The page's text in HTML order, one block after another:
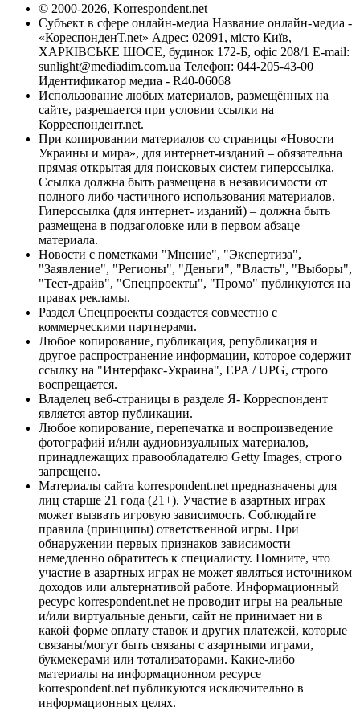
© 2000-2026, Korrespondent.net
Субъект в сфере онлайн-медиа Название онлайн-медиа -
«КореспонденТ.net» Адрес: 02091, місто Київ,
ХАРКІВСЬКЕ ШОСЕ, будинок 172-Б, офіс 208/1 E-mail:
sunlight@mediadim.com.ua Телефон: 044-205-43-00
Идентификатор медиа - R40-06068
Использование любых материалов, размещённых на
сайте, разрешается при условии ссылки на
Корреспондент.net.
При копировании материалов со страницы «Новости
Украины и мира», для интернет-изданий – обязательна
прямая открытая для поисковых систем гиперссылка.
Ссылка должна быть размещена в независимости от
полного либо частичного использования материалов.
Гиперссылка (для интернет- изданий) – должна быть
размещена в подзаголовке или в первом абзаце
материала.
Новости с пометками "Мнение", "Экспертиза",
"Заявление", "Регионы", "Деньги", "Власть", "Выборы",
"Тест-драйв", "Спецпроекты", "Промо" публикуются на
правах рекламы.
Раздел Спецпроекты создается совместно с
коммерческими партнерами.
Любое копирование, публикация, републикация и
другое распространение информации, которое содержит
ссылку на "Интерфакс-Украина", EPA / UPG, строго
воспрещается.
Владелец веб-страницы в разделе Я- Корреспондент
является автор публикации.
Любое копирование, перепечатка и воспроизведение
фотографий и/или аудиовизуальных материалов,
принадлежащих правообладателю Getty Images, строго
запрещено.
Материалы сайта korrespondent.net предназначены для
лиц старше 21 года (21+). Участие в азартных играх
может вызвать игровую зависимость. Соблюдайте
правила (принципы) ответственной игры. При
обнаружении первых признаков зависимости
немедленно обратитесь к специалисту. Помните, что
участие в азартных играх не может являться источником
доходов или альтернативой работе. Информационный
ресурс korrespondent.net не проводит игры на реальные
и/или виртуальные деньги, сайт не принимает ни в
какой форме оплату ставок и других платежей, которые
связаны/могут быть связаны с азартными играми,
букмекерами или тотализаторами. Какие-либо
материалы на информационном ресурсе
korrespondent.net публикуются исключительно в
информационных целях.